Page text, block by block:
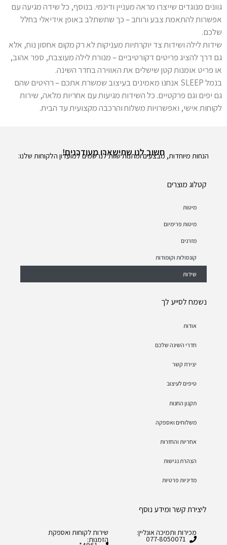
גוונים מנוגדים שייצרו מראה מעניין ודינמי. בנוסף, כל שידה מגיעה עם
אפשרות להתאמת צבע ורוחב – כך שתשתלב באופן אידיאלי בחלל
שלכם.
שידות לילה ושידות צד יוקרתיות מעניקות לא רק מקום אחסון נוח, אלא
גם דרך להציג פריטים דקורטיביים – מנורת לילה מעוצבת, ספר אהוב,
או פריט אומנות קטן שישלים את האווירה בחדר השינה.
בנמל SLEEP אנחנו מאמינים בעיצוב שמשרת אתכם – רהיטים שהם
גם יפים וגם פרקטיים. כל השידות מגיעות עם אחריות מלאה, שירות
לקוחות אישי, ואפשרויות משלוח והרכבה מקצועית עד הבית.
קטלוג מוצרים
מיטות
מיטות פרימיום
מזרנים
קונסולות וקומודות
שידות
נשמח לסייע לך
אודות
חדרי השינה שלכם
יצירת קשר
טיפים לעיצוב
תקנון החנות
משלוחים ואספקה
אחריות והחזרות
הצהרת נגישות
מדיניות פרטיות
ליצירת קשר ומידע נוסף
מכירות ותמיכה אונליין:
077-8050071
שירות לקוחות ואספקת
הזמנות:
חשוב לנו שתישארו מעודכנים!
הנחות מיוחדות, מבצעים ומתנות שוות לנרשמים למועדון הלקוחות שלנו: